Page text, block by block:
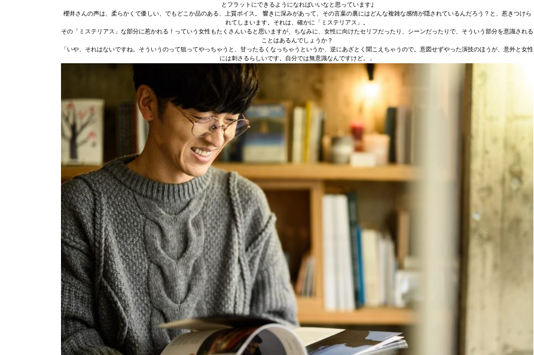
とフラットにできるようになればいいなと思っています｣
櫻井さんの声は、柔らかくて優しい、でもどこか品のある、上質ボイス。 響きに深みがあって、その言葉の裏にはどんな複雑な感情が隠されているんだろう？と、惹きつけら
れてしまいます。それは、確かに「ミステリアス」。
その「ミステリアス」な部分に惹かれる！っていう女性もたくさんいると思いますが、ちなみに、女性に向けたセリフだったり、シーンだったりで、そういう部分を意識される
ことはあるんでしょうか？
「いや、それはないですね。そういうのって狙ってやっちゃうと、甘ったるくなっちゃうというか、逆にあざとく聞こえちゃうので。意図せずやった演技のほうが、意外と女性
には刺さるらしいです。自分では無意識なんですけど。」